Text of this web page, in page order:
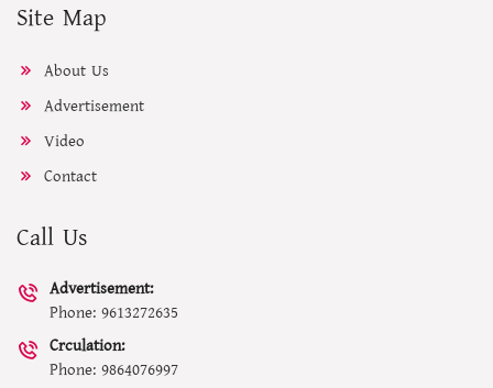
Site Map
About Us
Advertisement
Video
Contact
Call Us
Advertisement:
Phone: 9613272635
Crculation:
Phone: 9864076997